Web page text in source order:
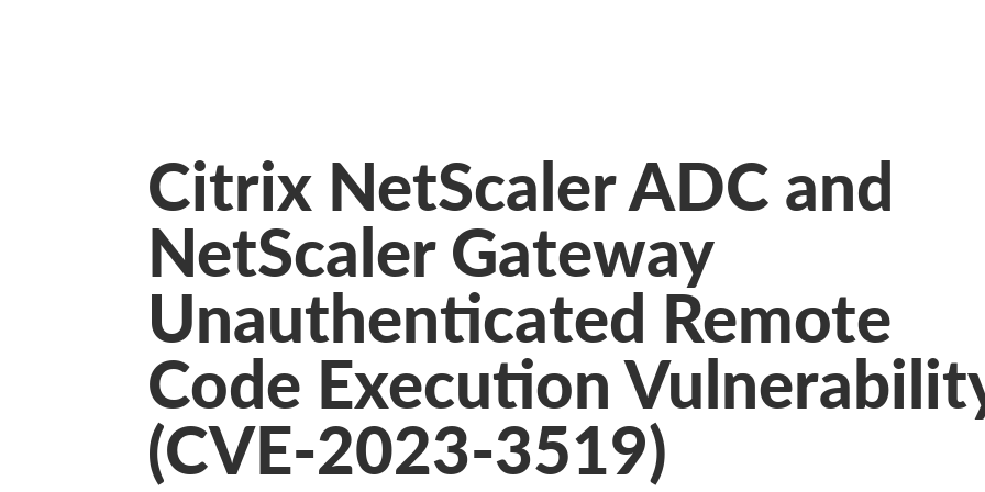
Citrix NetScaler ADC and
NetScaler Gateway
Unauthenticated Remote
Code Execution
(CVE-2023-3519)